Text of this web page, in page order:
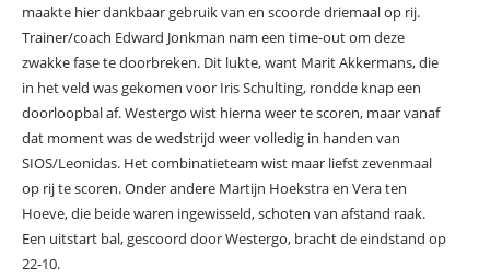
maakte hier dankbaar gebruik van en scoorde driemaal op rij.
Trainer/coach Edward Jonkman nam een time-out om deze
zwakke fase te doorbreken. Dit lukte, want Marit Akkermans, die
in het veld was gekomen voor Iris Schulting, rondde knap een
doorloopbal af. Westergo wist hierna weer te scoren, maar vanaf
dat moment was de wedstrijd weer volledig in handen van
SIOS/Leonidas. Het combinatieteam wist maar liefst zevenmaal
op rij te scoren. Onder andere Martijn Hoekstra en Vera ten
Hoeve, die beide waren ingewisseld, schoten van afstand raak.
Een uitstart bal, gescoord door Westergo, bracht de eindstand op
22-10.